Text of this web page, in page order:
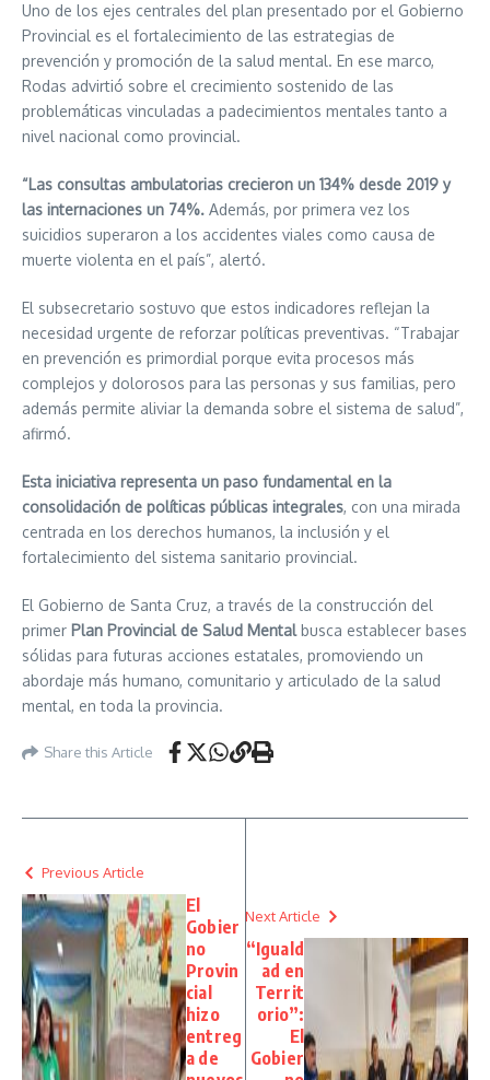
Uno de los ejes centrales del plan presentado por el Gobierno
Provincial es el fortalecimiento de las estrategias de
prevención y promoción de la salud mental. En ese marco,
Rodas advirtió sobre el crecimiento sostenido de las
problemáticas vinculadas a padecimientos mentales tanto a
nivel nacional como provincial.
“Las consultas ambulatorias crecieron un 134% desde 2019 y
las internaciones un 74%. Además, por primera vez los
suicidios superaron a los accidentes viales como causa de
muerte violenta en el país”, alertó.
El subsecretario sostuvo que estos indicadores reflejan la
necesidad urgente de reforzar políticas preventivas. “Trabajar
en prevención es primordial porque evita procesos más
complejos y dolorosos para las personas y sus familias, pero
además permite aliviar la demanda sobre el sistema de salud”,
afirmó.
Esta iniciativa representa un paso fundamental en la
consolidación de políticas públicas integrales, con una mirada
centrada en los derechos humanos, la inclusión y el
fortalecimiento del sistema sanitario provincial.
El Gobierno de Santa Cruz, a través de la construcción del
primer Plan Provincial de Salud Mentalbusca establecer bases
sólidas para futuras acciones estatales, promoviendo un
abordaje más humano, comunitario y articulado de la salud
mental, en toda la provincia.
Share this Article
Previous Article
El
Gobier
no
Provin
cial
hizo
entreg
a de
Next Article
“Iguald
ad en
Territ
orio”:
El
Gobier